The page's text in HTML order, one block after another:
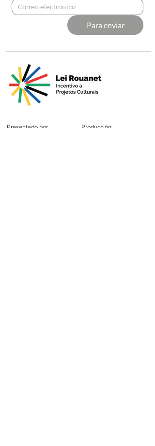
Para enviar
Presentado por Producción